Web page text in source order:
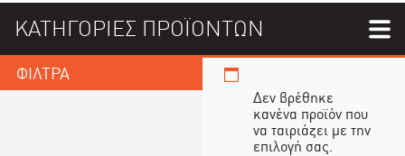
ΚΑΤΗΓΟΡΙΕΣ ΠΡΟΪΟΝΤΩΝ
ΦΙΛΤΡΑ
Δεν βρέθηκε
κανένα προϊόν που
να ταιριάζει με την
επιλογή σας.